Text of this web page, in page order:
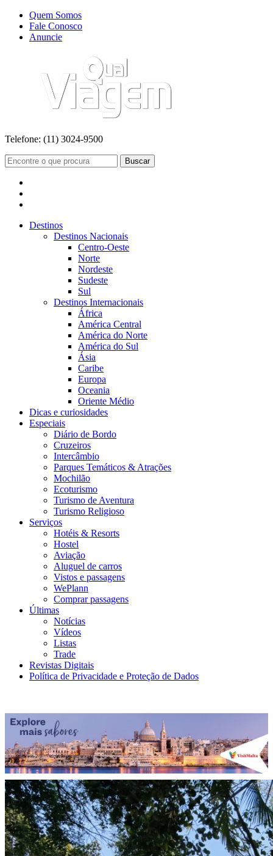
Quem Somos
Fale Conosco
Anuncie
Telefone: (11) 3024-9500
Buscar
Destinos
Destinos Nacionais
Centro-Oeste
Norte
Nordeste
Sudeste
Sul
Destinos Internacionais
África
América Central
América do Norte
América do Sul
Ásia
Caribe
Europa
Oceania
Oriente Médio
Dicas e curiosidades
Especiais
Diário de Bordo
Cruzeiros
Intercâmbio
Parques Temáticos & Atrações
Mochilão
Ecoturismo
Turismo de Aventura
Turismo Religioso
Serviços
Hotéis & Resorts
Hostel
Aviação
Aluguel de carros
Vistos e passagens
WePlann
Comprar passagens
Últimas
Notícias
Vídeos
Listas
Trade
Revistas Digitais
Política de Privacidade e Proteção de Dados